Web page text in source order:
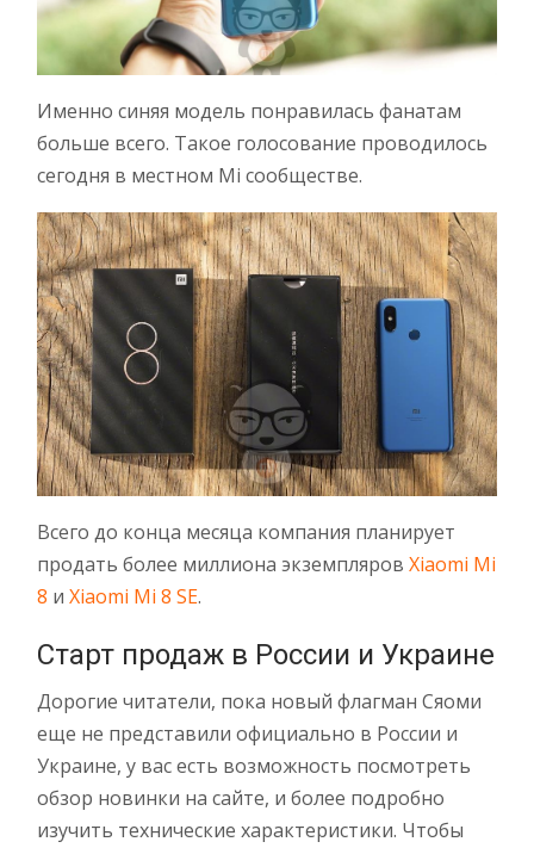
Именно синяя модель понравилась фанатам
больше всего. Такое голосование проводилось
сегодня в местном Mi сообществе.
Всего до конца месяца компания планирует
продать более миллиона экземпляров Xiaomi Mi
8 и Xiaomi Mi 8 SE.
Старт продаж в России и Украине
Дорогие читатели, пока новый флагман Сяоми
еще не представили официально в России и
Украине, у вас есть возможность посмотреть
обзор новинки на сайте, и более подробно
изучить технические характеристики. Чтобы